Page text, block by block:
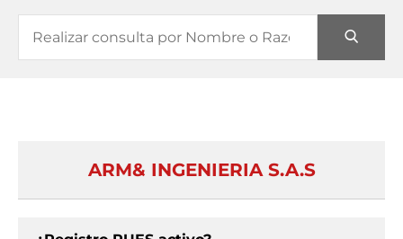
ARM& INGENIERIA S.A.S